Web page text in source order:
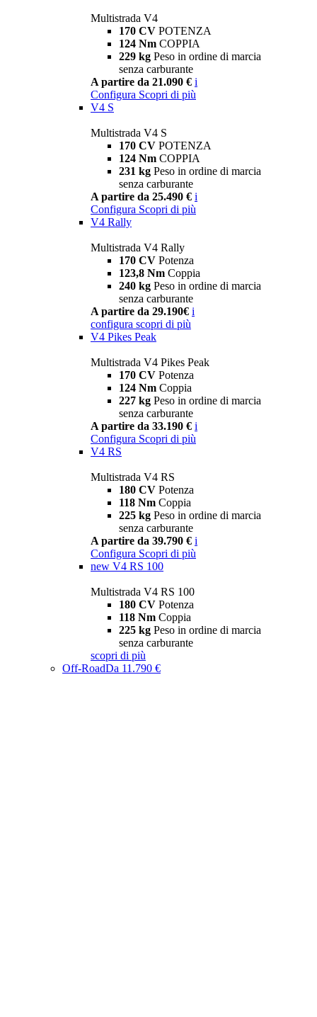
Multistrada V4
170 CV POTENZA
124 Nm COPPIA
229 kg Peso in ordine di marcia
senza carburante
A partire da 21.090 € i
Configura Scopri di più
V4 S
Multistrada V4 S
170 CV POTENZA
124 Nm COPPIA
231 kg Peso in ordine di marcia
senza carburante
A partire da 25.490 € i
Configura Scopri di più
V4 Rally
Multistrada V4 Rally
170 CV Potenza
123,8 Nm Coppia
240 kg Peso in ordine di marcia
senza carburante
A partire da 29.190€ i
configura scopri di più
V4 Pikes Peak
Multistrada V4 Pikes Peak
170 CV Potenza
124 Nm Coppia
227 kg Peso in ordine di marcia
senza carburante
A partire da 33.190 € i
Configura Scopri di più
V4 RS
Multistrada V4 RS
180 CV Potenza
118 Nm Coppia
225 kg Peso in ordine di marcia
senza carburante
A partire da 39.790 € i
Configura Scopri di più
new V4 RS 100
Multistrada V4 RS 100
180 CV Potenza
118 Nm Coppia
225 kg Peso in ordine di marcia
senza carburante
scopri di più
Off-RoadDa 11.790 €